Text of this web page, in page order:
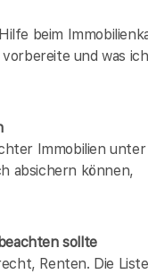
beim
und was ich
Immobilien unter
absichern können,
sollte
Renten. Die